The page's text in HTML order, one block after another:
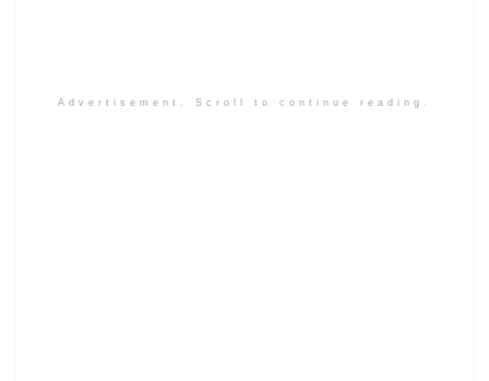
Advertisement. Scroll to continue reading.